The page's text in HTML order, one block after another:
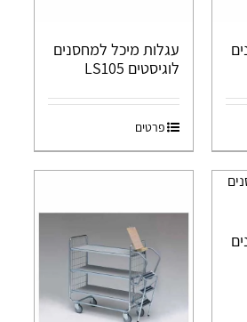
עגלות מיכל למחסנים
לוגיסטים LS105
פרטים